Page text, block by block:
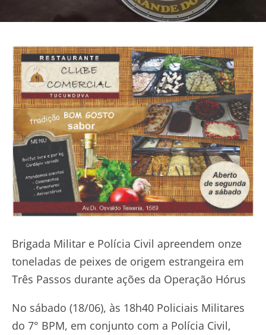
Brigada Militar e Polícia Civil apreendem onze
toneladas de peixes de origem estrangeira em
Três Passos durante ações da Operação Hórus
No sábado (18/06), às 18h40 Policiais Militares
do 7° BPM, em conjunto com a Polícia Civil,